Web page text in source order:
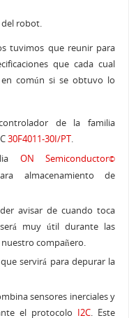
del robot.
tuvimos que reunir para
que cada cual
común si se obtuvo lo
de la familia
30F4011-30I/PT.
ON Semiconductor©
almacenamiento de
avisar de cuando toca
muy útil durante las
compañero.
servirá para depurar la
sensores inerciales y
el protocolo I2C. Este